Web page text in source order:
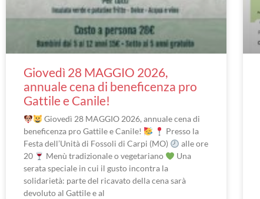
Giovedì 28 MAGGIO 2026,
annuale cena di beneficenza pro
Gattile e Canile!
Giovedì 28 MAGGIO 2026, annuale cena di
beneficenza pro Gattile e Canile!
Presso la
Festa dell’Unità di Fossoli di Carpi (MO)
alle ore
20
Menù tradizionale o vegetariano
Una
serata speciale in cui il gusto incontra la
solidarietà: parte del ricavato della cena sarà
devoluto al Gattile e al